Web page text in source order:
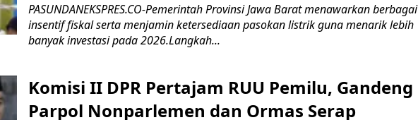
PASUNDANEKSPRES.CO-Pemerintah Provinsi Jawa Barat menawarkan berbagai
insentif fiskal serta menjamin ketersediaan pasokan listrik guna menarik lebih
banyak investasi pada 2026.Langkah...
Komisi II DPR Pertajam RUU Pemilu, Gandeng
Parpol Nonparlemen dan Ormas Serap